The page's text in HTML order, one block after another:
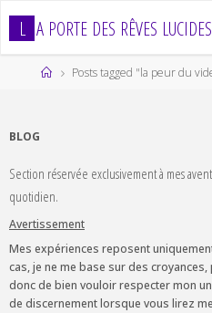
L A PORTE DES RÊVES LUCIDES
HomePosts tagged "la peur du
BLOG
Section réservée exclusivement à mes
quotidien.
Avertissement
Mes expériences reposent
cas, je ne me base sur des
donc de bien vouloir respecter mon
de discernement lorsque vous lirez